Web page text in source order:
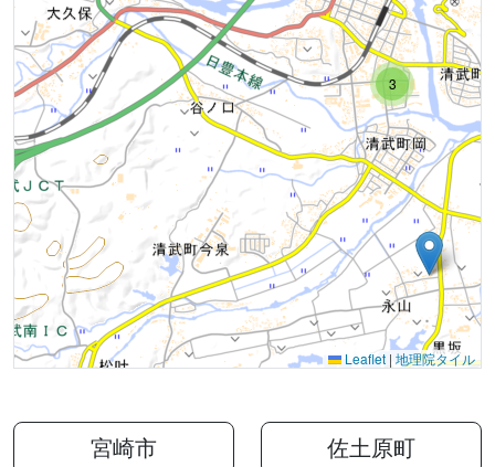
3
Leaflet | 地理院タイル
宮崎市 佐土原町